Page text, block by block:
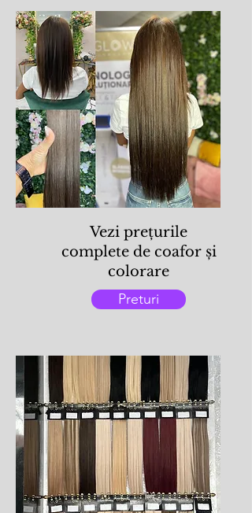
Vezi prețurile
complete de coafor și
colorare
Preturi